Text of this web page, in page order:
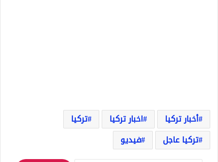
أخبار تركيا اخبار تركيا
تركيا
تركيا عاجل
فيديو